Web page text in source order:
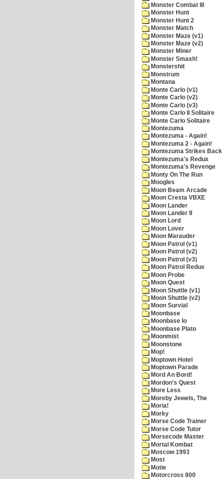
Monster Combat III
Monster Hunt
Monster Hunt 2
Monster Match
Monster Maze (v1)
Monster Maze (v2)
Monster Miner
Monster Smash!
Monstershit
Monstrum
Montana
Monte Carlo (v1)
Monte Carlo (v2)
Monte Carlo (v3)
Monte Carlo II Solitaire
Monte Carlo Solitaire
Montezuma
Montezuma - Again!
Montezuma 2 - Again!
Montezuma Strikes Back
Montezuma's Redux
Montezuma's Revenge
Monty On The Run
Moogles
Moon Beam Arcade
Moon Cresta VBXE
Moon Lander
Moon Lander II
Moon Lord
Moon Lover
Moon Marauder
Moon Patrol (v1)
Moon Patrol (v2)
Moon Patrol (v3)
Moon Patrol Redux
Moon Probe
Moon Quest
Moon Shuttle (v1)
Moon Shuttle (v2)
Moon Survial
Moonbase
Moonbase Io
Moonbase Plato
Moonmist
Moonstone
Mop!
Moptown Hotel
Moptown Parade
Mord An Bord!
Mordon's Quest
More Less
Moreby Jewels, The
Moria!
Morky
Morse Code Trainer
Morse Code Tutor
Morsecode Master
Mortal Kombat
Moscow 1993
Most
Motie
Motorcross 800